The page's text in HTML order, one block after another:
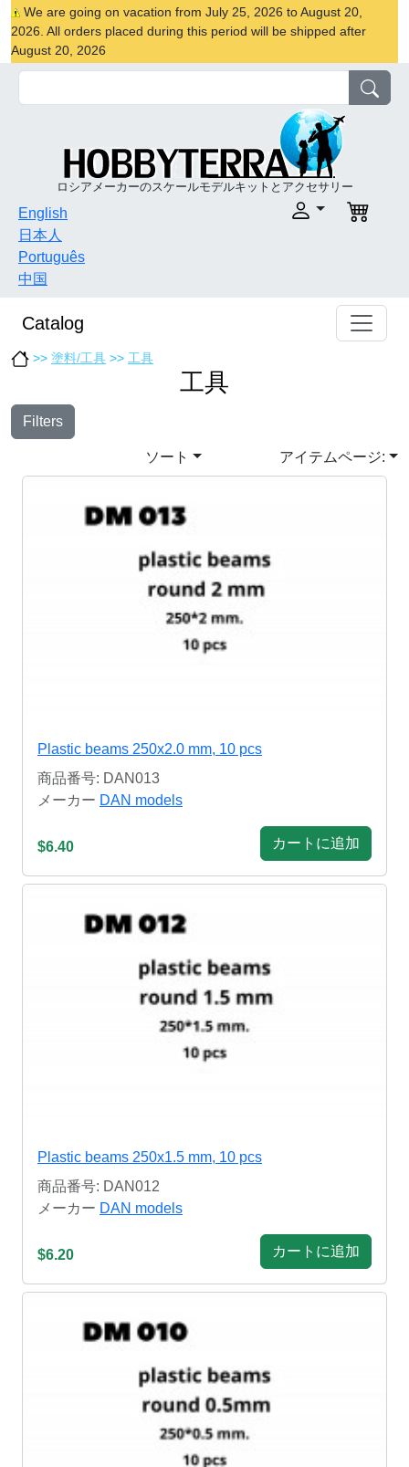
We are going on vacation from July 25, 2026 to August 20,
2026. All orders placed during this period will be shipped after
August 20, 2026
ロシアメーカーのスケールモデルキットとアクセサリー
English
日本人
Português
中国
Catalog
>> 塗料/工具 >> 工具
工具
Filters
ソート アイテムページ:
Plastic beams 250x2.0 mm, 10 pcs
商品番号: DAN013
メーカー DAN models
$6.40 カートに追加
Plastic beams 250x1.5 mm, 10 pcs
商品番号: DAN012
メーカー DAN models
$6.20 カートに追加